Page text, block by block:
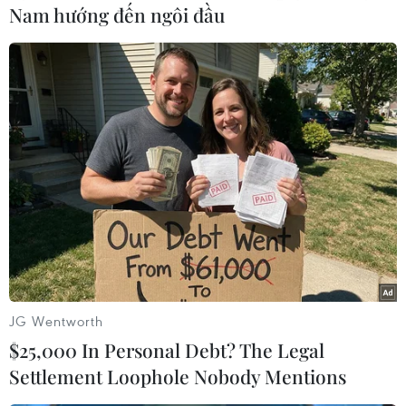
của Malaysia để lấy đồng zloty của Ba Lan. Khi
đó, các nhà giao dịch sẽ phải bán ringgit để lấy
đồng USD, sau đó dùng USD để mua đồng zloty.
Trong khi đó, vị thế của các đồng tiền khác lại
đang lung lay. Năm 2001, đồng euro là một đối
thủ đang lên, khi được sử dụng trong một khối
các quốc gia có tổng sản phẩm quốc nội tương
đương với Mỹ và có mặt trong 38% các giao dịch
ngoại hối.
Nam hướng đến ngôi đầu
JG Wentworth
$25,000 In Personal Debt? The Legal
Settlement Loophole Nobody Mentions